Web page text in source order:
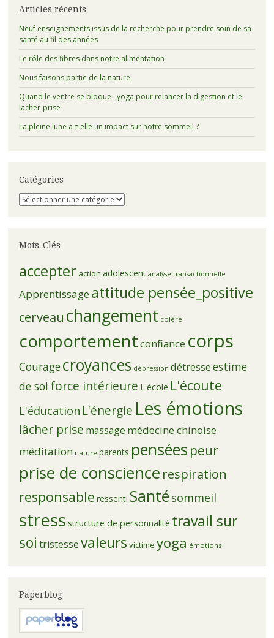
Articles récents
Neuf enseignements issus de la recherche pour prendre soin de sa
santé au fil des années
Le rôle des fibres dans notre alimentation
Nous faisons partie de la nature.
Quand le ventre se bloque : yoga pour relancer la digestion et le
lacher-prise
La pleine lune a-t-elle un impact sur notre sommeil ?
Catégories
Catégories
Mots-Clés
accepter action adolescent analyse transactionnelle
Apprentissage attitude pensée_positive
cerveau changement colère
comportementconfiance corps
Couragecroyances dépression détresseestime
de soi force intérieure L'école L'écoute
L'éducation L'énergie Les émotions
lâcher prise massage médecine chinoise
méditation nature parents pensées peur
prise de conscience respiration
responsable ressenti Santésommeil
stress structure de personnalité travail sur
soi tristessevaleurs victime yoga émotions
Paperblog